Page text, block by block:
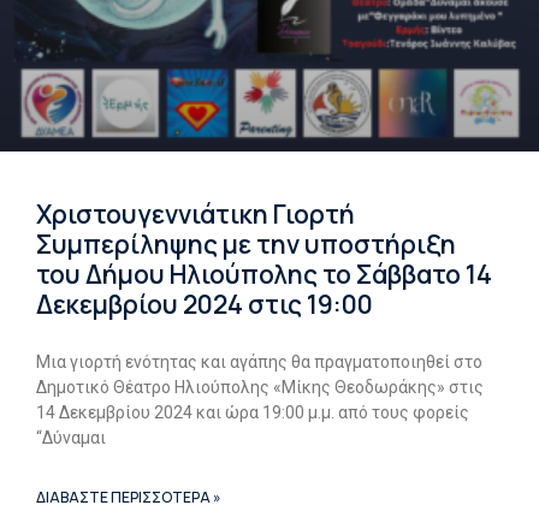
Χριστουγεννιάτικη Γιορτή
Συμπερίληψης με την υποστήριξη
του Δήμου Ηλιούπολης το Σάββατο 14
Δεκεμβρίου 2024 στις 19:00
Μια γιορτή ενότητας και αγάπης θα πραγματοποιηθεί στο
Δημοτικό Θέατρο Ηλιούπολης «Μίκης Θεοδωράκης» στις
14 Δεκεμβρίου 2024 και ώρα 19:00 μ.μ. από τους φορείς
“Δύναμαι
ΔΙΑΒΑΣΤΕ ΠΕΡΙΣΣΟΤΕΡΑ »